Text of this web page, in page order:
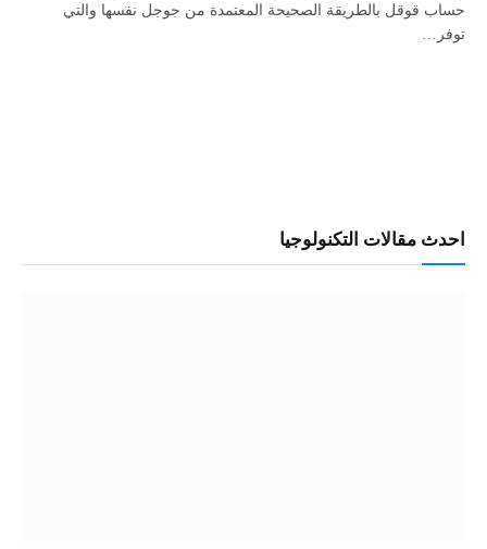
حساب قوقل بالطريقة الصحيحة المعتمدة من جوجل نفسها والتي
توفر…
احدث مقالات التكنولوجيا